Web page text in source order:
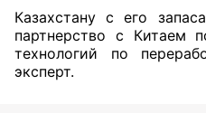
Казахстану с его
партнерство с Китаем
технологий по
эксперт.